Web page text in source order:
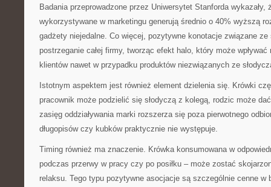
Badania przeprowadzone przez Uniwersytet Stanforda wykazały,
wykorzystywane w marketingu generują średnio o 40% wyższą
gadżety niejedalne. Co więcej, pozytywne konotacje związane
postrzeganie całej firmy, tworząc efekt halo, który może
klientów nawet w przypadku produktów niezwiązanych ze
Istotnym aspektem jest również element dzielenia się. Krówki
pracownik może podzielić się słodyczą z kolegą, rodzic może
zasięg oddziaływania marki rozszerza się poza pierwotnego
długopisów czy kubków praktycznie nie występuje.
Timing również ma znaczenie. Krówka konsumowana w
podczas przerwy w pracy czy po posiłku – może zostać
relaksu. Tego typu pozytywne asocjacje są szczególnie cenne w